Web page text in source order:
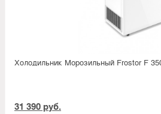
Холодильник Морозильный Frostor F
31 390 руб.